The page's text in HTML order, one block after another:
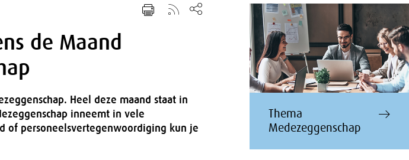
de Maand
Heel deze maand staat in
inneemt in vele
of personeelsvertegenwoordiging kun je
Thema
Medezeggenschap